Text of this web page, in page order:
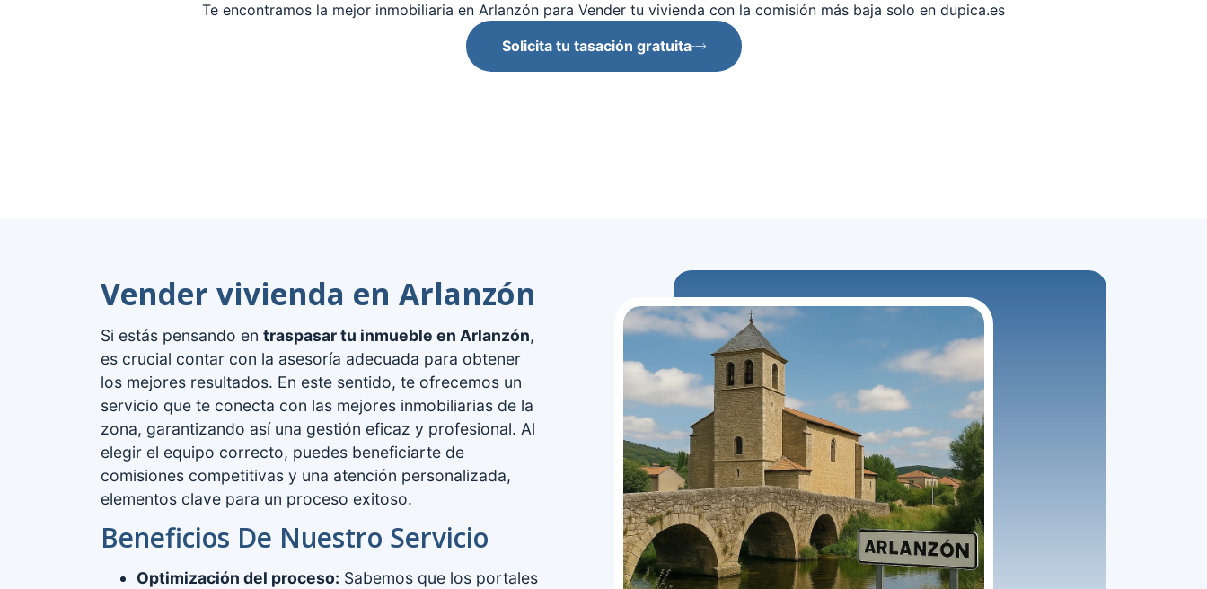
Te encontramos la mejor inmobiliaria en Arlanzón para Vender tu vivienda con la comisión más baja solo en dupica.es
Solicita tu tasación gratuita
Vender vivienda en Arlanzón
Si estás pensando en traspasar tu inmueble en Arlanzón,
es crucial contar con la asesoría adecuada para obtener
los mejores resultados. En este sentido, te ofrecemos un
servicio que te conecta con las mejores inmobiliarias de la
zona, garantizando así una gestión eficaz y profesional. Al
elegir el equipo correcto, puedes beneficiarte de
comisiones competitivas y una atención personalizada,
elementos clave para un proceso exitoso.
Beneficios De Nuestro Servicio
Optimización del proceso: Sabemos que los portales